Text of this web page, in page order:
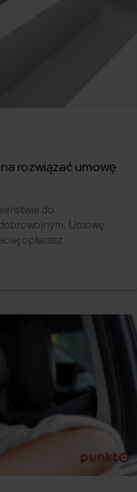
rozwiązać umowę
do
Umowę
opłacasz
w trakcie trwania